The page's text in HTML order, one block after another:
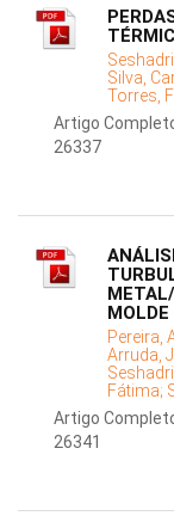
Silva,
Torres,
Artigo
26337
Pereira,
Arruda,
Fátima;
Artigo
26341